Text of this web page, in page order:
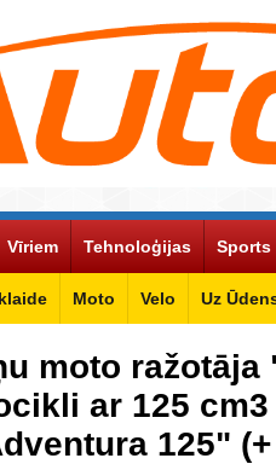
Moto Velo Uz
Vīriem Tehnoloģijas Sports
moto ražotāja
ar 125 cm3
125" (+